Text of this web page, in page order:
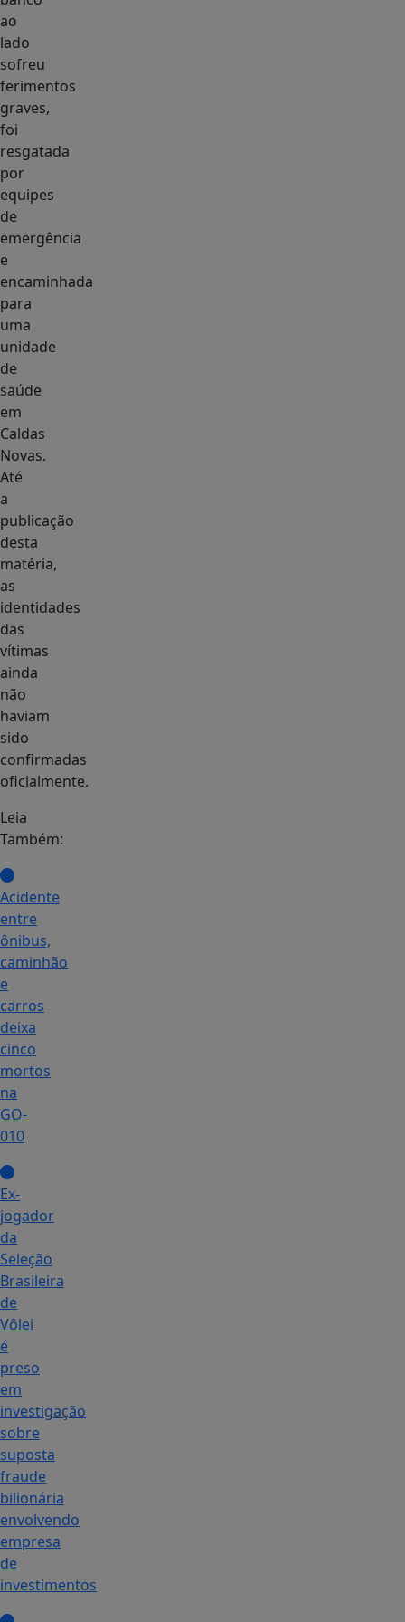
ao
lado
sofreu
ferimentos
graves,
foi
resgatada
por
equipes
de
emergência
e
encaminhada
para
uma
unidade
de
saúde
em
Caldas
Novas.
Até
a
publicação
desta
matéria,
as
identidades
das
vítimas
ainda
não
haviam
sido
confirmadas
oficialmente.
Leia
Também:
Acidente
entre
ônibus,
caminhão
e
carros
deixa
cinco
mortos
na
GO-
010
Ex-
jogador
da
Seleção
Brasileira
de
Vôlei
é
preso
em
investigação
sobre
suposta
fraude
bilionária
envolvendo
empresa
de
investimentos